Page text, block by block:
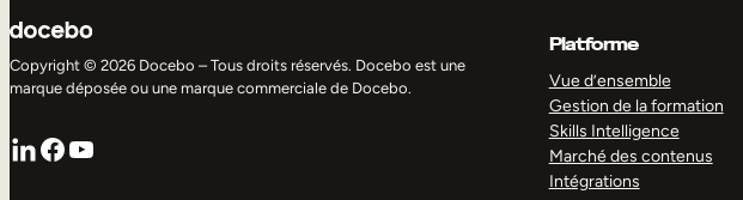
Copyright © 2026 Docebo – Tous droits réservés. Docebo est une
marque déposée ou une marque commerciale de Docebo.
LinkedIn
Facebook
YouTube
Platforme
Vue d’ensemble
Gestion de la formation
Skills Intelligence
Marché des contenus
Intégrations